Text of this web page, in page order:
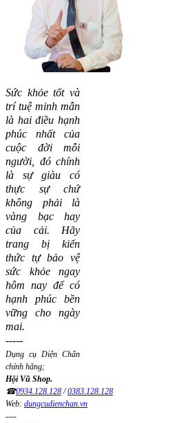
Sức khỏe tốt và
trí tuệ minh mẫn
là hai điều hạnh
phúc nhất của
cuộc đời mỗi
người, đó chính
là sự giàu có
thực sự chứ
không phải là
vàng bạc hay
của cải. Hãy
trang bị kiến
thức tự bảo vệ
sức khỏe ngay
hôm nay để có
hạnh phúc bền
vững cho ngày
mai.
-----
Dụng cụ Diện Chẩn
chính hãng;
Hội Vũ Shop.
☎0934.128.128/0383.128.128
Web: dungcudienchan.vn
----